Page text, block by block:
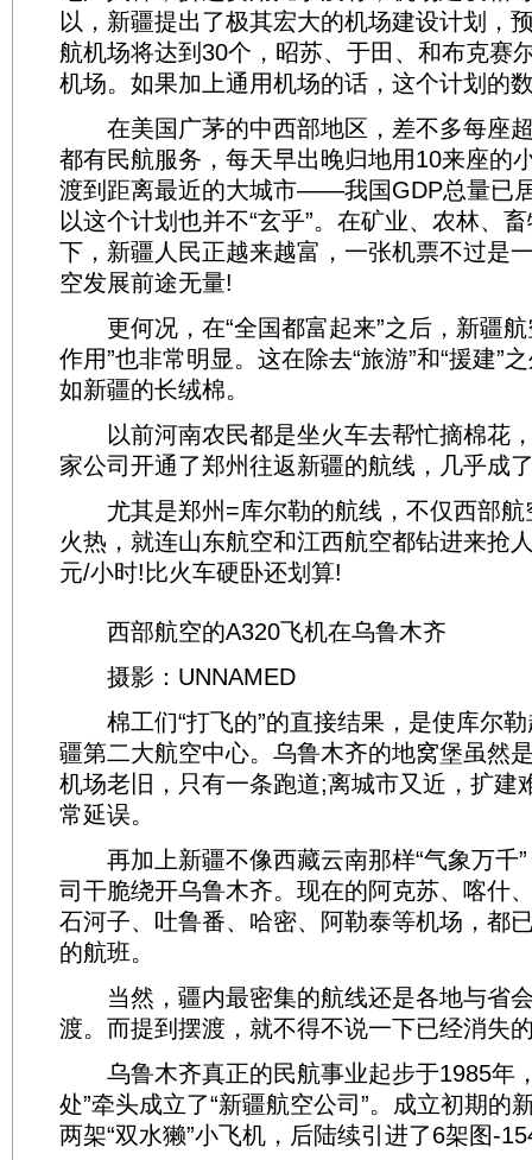
以，新疆提出了极其宏大的机场建设计划，
航机场将达到30个，昭苏、于田、和布克赛
机场。如果加上通用机场的话，这个计划
在美国广茅的中西部地区，差不多每座
都有民航服务，每天早出晚归地用10来座的
渡到距离最近的大城市——我国GDP总量已
以这个计划也并不“玄乎”。在矿业、农林、
下，新疆人民正越来越富，一张机票不过是
空发展前途无量!
更何况，在“全国都富起来”之后，新疆航
作用”也非常明显。这在除去“旅游”和“援建
如新疆的长绒棉。
以前河南农民都是坐火车去帮忙摘棉花
家公司开通了郑州往返新疆的航线，几乎成
尤其是郑州=库尔勒的航线，不仅西部航
火热，就连山东航空和江西航空都钻进来抢
元/小时!比火车硬卧还划算!
西部航空的A320飞机在乌鲁木齐
摄影：UNNAMED
棉工们“打飞的”的直接结果，是使库尔勒
疆第二大航空中心。乌鲁木齐的地窝堡虽然
机场老旧，只有一条跑道;离城市又近，扩建
常延误。
再加上新疆不像西藏云南那样“气象万千”
司干脆绕开乌鲁木齐。现在的阿克苏、喀什
石河子、吐鲁番、哈密、阿勒泰等机场，都
的航班。
当然，疆内最密集的航线还是各地与省
渡。而提到摆渡，就不得不说一下已经消失
乌鲁木齐真正的民航事业起步于1985年
处”牵头成立了“新疆航空公司”。成立初期的
两架“双水獭”小飞机，后陆续引进了6架图-